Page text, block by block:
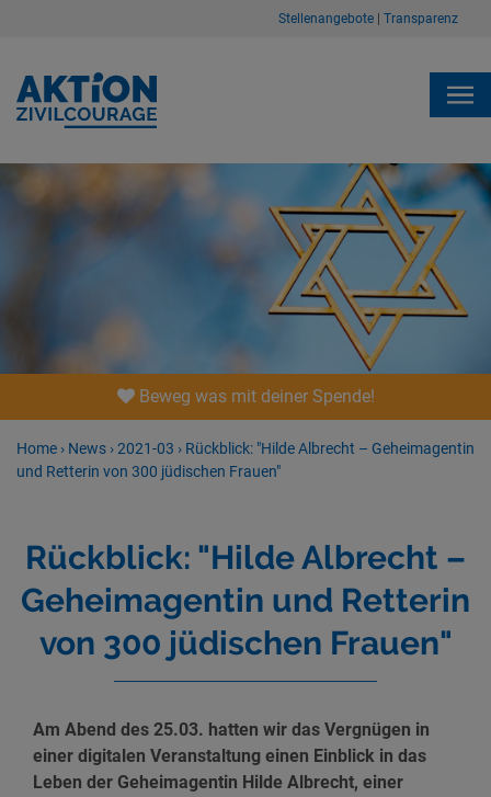
Stellenangebote Transparenz
Beweg was mit deiner Spende!
Home › News ›2021-03 › Rückblick: "Hilde Albrecht – Geheimagentin
und Retterin von 300 jüdischen Frauen"
Rückblick: "Hilde Albrecht –
Geheimagentin und Retterin
von 300 jüdischen Frauen"
Am Abend des 25.03. hatten wir das Vergnügen in
einer digitalen Veranstaltung einen Einblick in das
Leben der Geheimagentin Hilde Albrecht, einer